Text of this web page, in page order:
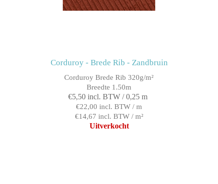
Corduroy - Brede Rib - Zandbruin
Corduroy Brede Rib 320g/m²
Breedte 1.50m
€5,50 incl. BTW / 0,25 m
€22,00 incl. BTW / m
€14,67 incl. BTW / m²
Uitverkocht